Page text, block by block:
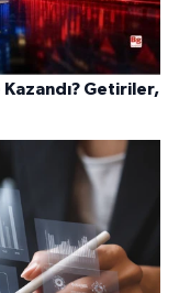
Kazandı? Getiriler,